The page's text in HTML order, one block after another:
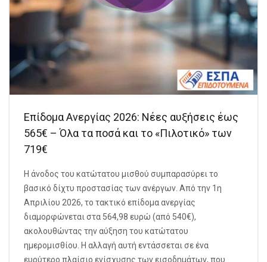
Επίδομα Ανεργίας 2026: Νέες αυξήσεις έως
565€ – Όλα τα ποσά και το «Πιλοτικό» των
719€
Η άνοδος του κατώτατου μισθού συμπαρασύρει το
βασικό δίχτυ προστασίας των ανέργων. Από την 1η
Απριλίου 2026, το τακτικό επίδομα ανεργίας
διαμορφώνεται στα 564,98 ευρώ (από 540€),
ακολουθώντας την αύξηση του κατώτατου
ημερομισθίου. Η αλλαγή αυτή εντάσσεται σε ένα
ευρύτερο πλαίσιο ενίσχυσης των εισοδημάτων, που